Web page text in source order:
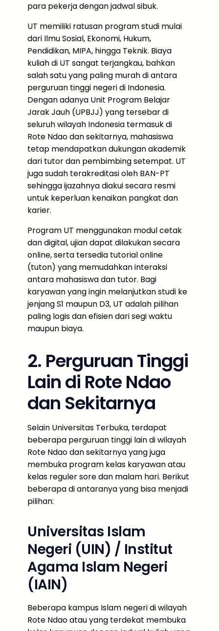
para pekerja dengan jadwal sibuk.
UT memiliki ratusan program studi mulai
dari Ilmu Sosial, Ekonomi, Hukum,
Pendidikan, MIPA, hingga Teknik. Biaya
kuliah di UT sangat terjangkau, bahkan
salah satu yang paling murah di antara
perguruan tinggi negeri di Indonesia.
Dengan adanya Unit Program Belajar
Jarak Jauh (UPBJJ) yang tersebar di
seluruh wilayah Indonesia termasuk di
Rote Ndao dan sekitarnya, mahasiswa
tetap mendapatkan dukungan akademik
dari tutor dan pembimbing setempat. UT
juga sudah terakreditasi oleh BAN-PT
sehingga ijazahnya diakui secara resmi
untuk keperluan kenaikan pangkat dan
karier.
Program UT menggunakan modul cetak
dan digital, ujian dapat dilakukan secara
online, serta tersedia tutorial online
(tuton) yang memudahkan interaksi
antara mahasiswa dan tutor. Bagi
karyawan yang ingin melanjutkan studi ke
jenjang S1 maupun D3, UT adalah pilihan
paling logis dan efisien dari segi waktu
maupun biaya.
2. Perguruan Tinggi
Lain di Rote Ndao
dan Sekitarnya
Selain Universitas Terbuka, terdapat
beberapa perguruan tinggi lain di wilayah
Rote Ndao dan sekitarnya yang juga
membuka program kelas karyawan atau
kelas reguler sore dan malam hari. Berikut
beberapa di antaranya yang bisa menjadi
pilihan:
Universitas Islam
Negeri (UIN) / Institut
Agama Islam Negeri
(IAIN)
Beberapa kampus Islam negeri di wilayah
Rote Ndao atau yang terdekat membuka